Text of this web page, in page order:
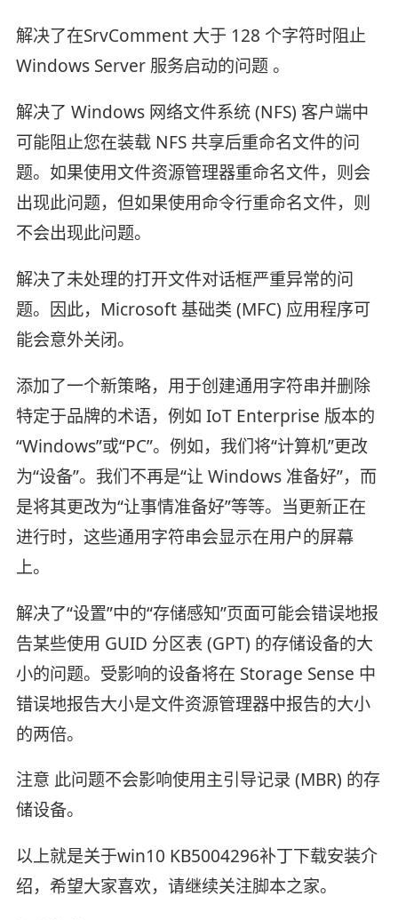
解决了在SrvComment 大于 128 个字符时阻止
Windows Server 服务启动的问题 。
解决了 Windows 网络文件系统 (NFS) 客户端中
可能阻止您在装载 NFS 共享后重命名文件的问
题。如果使用文件资源管理器重命名文件，则会
出现此问题，但如果使用命令行重命名文件，则
不会出现此问题。
解决了未处理的打开文件对话框严重异常的问
题。因此，Microsoft 基础类 (MFC) 应用程序可
能会意外关闭。
添加了一个新策略，用于创建通用字符串并删除
特定于品牌的术语，例如 IoT Enterprise 版本的
“Windows”或“PC”。例如，我们将“计算机”更改
为“设备”。我们不再是“让 Windows 准备好”，而
是将其更改为“让事情准备好”等等。当更新正在
进行时，这些通用字符串会显示在用户的屏幕
上。
解决了“设置”中的“存储感知”页面可能会错误地报
告某些使用 GUID 分区表 (GPT) 的存储设备的大
小的问题。受影响的设备将在 Storage Sense 中
错误地报告大小是文件资源管理器中报告的大小
的两倍。
注意 此问题不会影响使用主引导记录 (MBR) 的存
储设备。
以上就是关于win10 KB5004296补丁下载安装介
绍，希望大家喜欢，请继续关注脚本之家。